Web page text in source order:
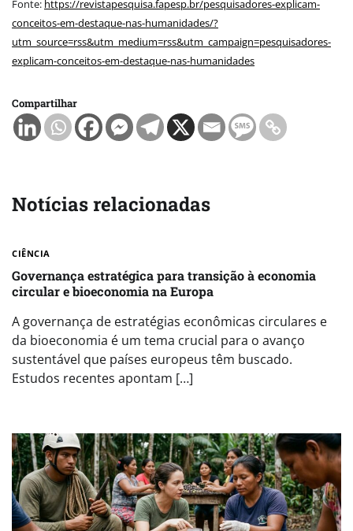
Fonte: https://revistapesquisa.fapesp.br/pesquisadores-explicam-
conceitos-em-destaque-nas-humanidades/?
utm_source=rss&utm_medium=rss&utm_campaign=pesquisadores-
explicam-conceitos-em-destaque-nas-humanidades
Compartilhar
Notícias relacionadas
CIÊNCIA
Governança estratégica para transição à economia
circular e bioeconomia na Europa
A governança de estratégias econômicas circulares e
da bioeconomia é um tema crucial para o avanço
sustentável que países europeus têm buscado.
Estudos recentes apontam […]